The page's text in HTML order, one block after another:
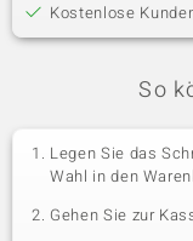
Kostenlose
So
Legen Sie das
Wahl in den
Gehen Sie zur